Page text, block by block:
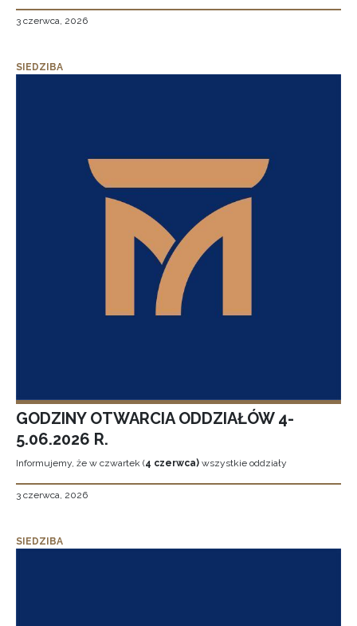
3 czerwca, 2026
SIEDZIBA
GODZINY OTWARCIA ODDZIAŁÓW 4-
5.06.2026 R.
Informujemy, że w czwartek (4 czerwca) wszystkie oddziały
3 czerwca, 2026
SIEDZIBA